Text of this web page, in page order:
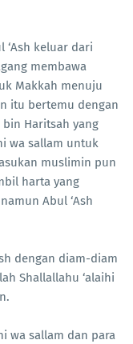
‘Ash keluar dari
membawa
Makkah menuju
itu bertemu dengan
Haritsah yang
wa sallam untuk
muslimin pun
harta yang
Abul ‘Ash
dengan diam-diam
Shallallahu ‘alaihi
wa sallam dan para